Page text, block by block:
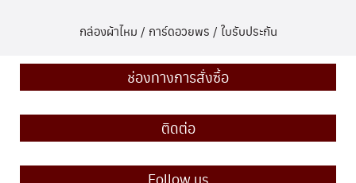
กล่องผ้าไหม / การ์ดอวยพร / ใบรับประกัน
ช่องทางการสั่งซื้อ
ติดต่อ
Follow us